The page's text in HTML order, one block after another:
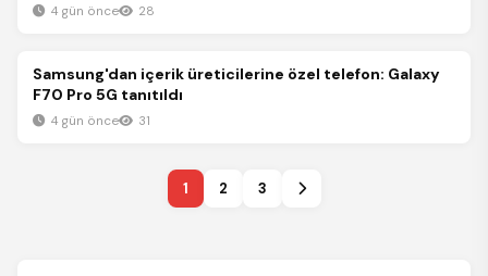
4 gün önce 28
Spor
Samsung'dan içerik üreticilerine özel telefon: Galaxy
F70 Pro 5G tanıtıldı
4 gün önce 31
1 2 3